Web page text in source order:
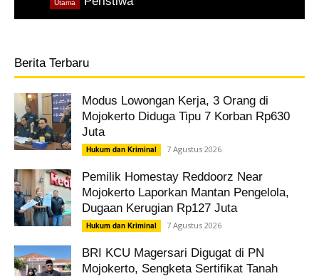
Utama
Berita Terbaru
Modus Lowongan Kerja, 3 Orang di
Mojokerto Diduga Tipu 7 Korban Rp630
Juta
Hukum dan Kriminal 7 Agustus 2026
Pemilik Homestay Reddoorz Near
Mojokerto Laporkan Mantan Pengelola,
Dugaan Kerugian Rp127 Juta
Hukum dan Kriminal 7 Agustus 2026
BRI KCU Magersari Digugat di PN
Mojokerto, Sengketa Sertifikat Tanah